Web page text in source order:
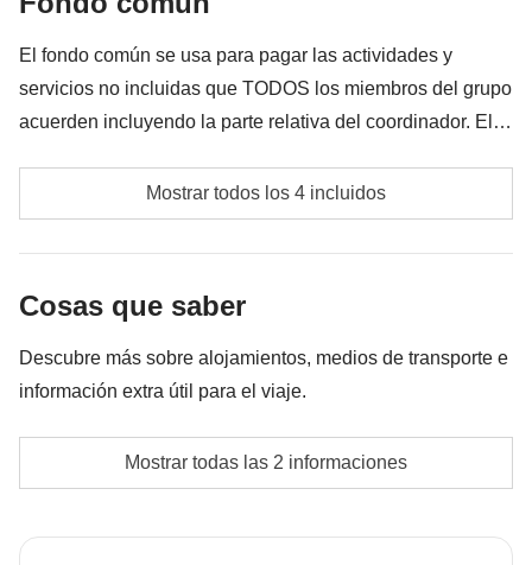
Card Suica/ Pasmo para transporte interno que no
El fondo común se usa para pagar las actividades y
servicios no incluidas que TODOS los miembros del grupo
acuerden incluyendo la parte relativa del coordinador. El
rondará los 200€. En base a las exigencias del lugar, el
importe podrá variar y podría ser necesario incrementarlo,
en cualquier caso se devolverá el restante no utilizado.
Tasas turísticas hoteleras
han acordado realizar, junto con la parte
correspondiente del coordinador. Actividades
pagadas con el fondo común: son realizadas por
proveedores locales ajenos a WeRoad (terceros) y se
su gestión ni asume responsabilidad alguna
Mostrar todos los 4 incluidos
Cosas que saber
Descubre más sobre alojamientos, medios de transporte e
información extra útil para el viaje.
La opción "no sharing room" no está garantizada.
Las habitaciones en los alojamientos japoneses son
Mostrar todas las 2 informaciones